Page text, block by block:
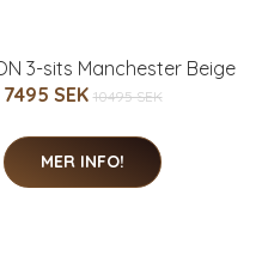
3-sits Manchester Beige
7495 SEK 10495 SEK
MER INFO!